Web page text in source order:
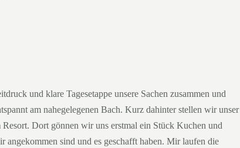
und klare Tagesetappe unsere Sachen zusammen und
am nahegelegenen Bach. Kurz dahinter stellen wir unser
Dort gönnen wir uns erstmal ein Stück Kuchen und
angekommen sind und es geschafft haben. Mir laufen die